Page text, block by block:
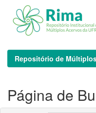
Repositório de
Página de